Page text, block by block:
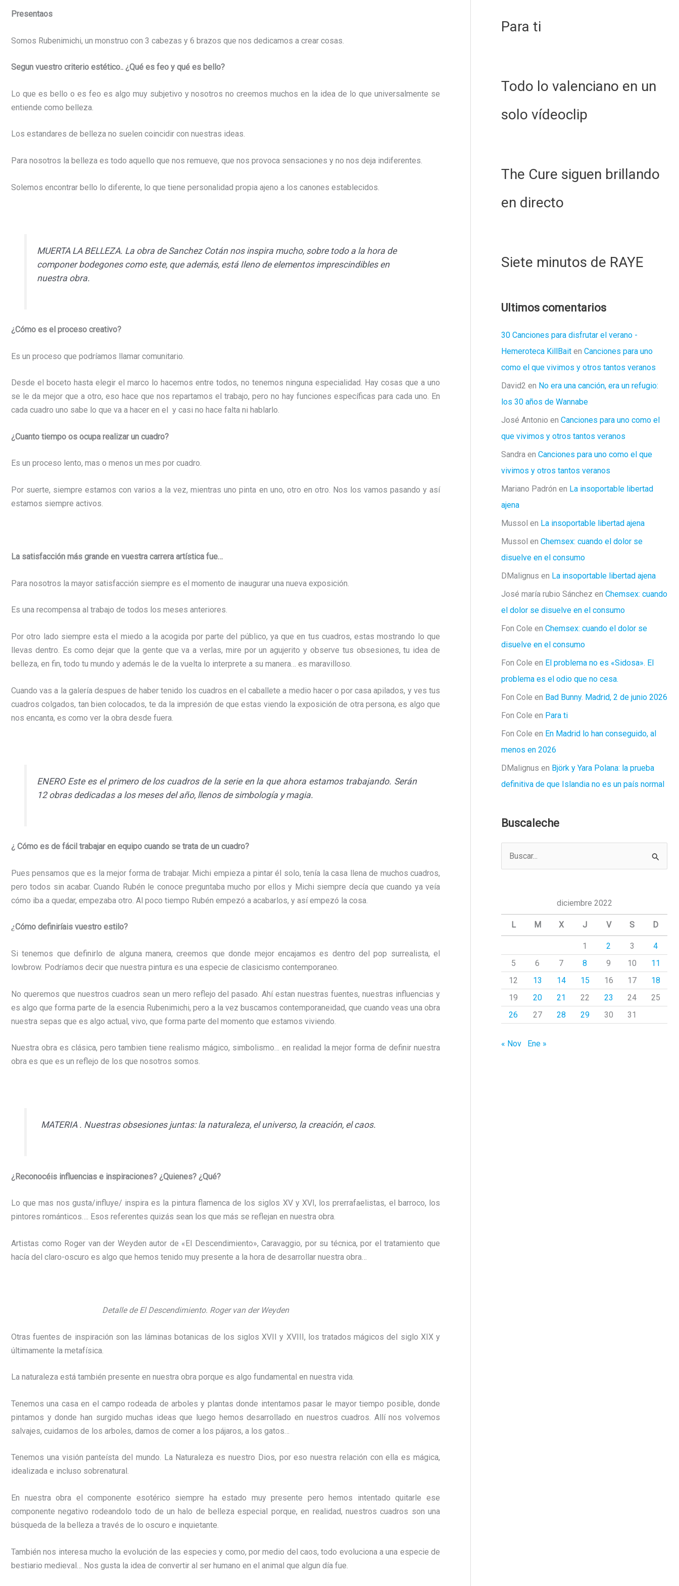
Presentaos
Somos Rubenimichi, un monstruo con 3 cabezas y 6 brazos que nos dedicamos a crear cosas.
Segun vuestro criterio estético.. ¿Qué es feo y qué es bello?
Lo que es bello o es feo es algo muy subjetivo y nosotros no creemos muchos en la idea de lo que universalmente se
entiende como belleza.
Los estandares de belleza no suelen coincidir con nuestras ideas.
Para nosotros la belleza es todo aquello que nos remueve, que nos provoca sensaciones y no nos deja indiferentes.
Solemos encontrar bello lo diferente, lo que tiene personalidad propia ajeno a los canones establecidos.
MUERTA LA BELLEZA. La obra de Sanchez Cotán nos inspira mucho, sobre todo a la hora de
componer bodegones como este, que además, está Ileno de elementos imprescindibles en
nuestra obra.
¿Cómo es el proceso creativo?
Es un proceso que podríamos llamar comunitario.
Desde el boceto hasta elegir el marco lo hacemos entre todos, no tenemos ninguna especialidad. Hay cosas que a uno
se le da mejor que a otro, eso hace que nos repartamos el trabajo, pero no hay funciones específicas para cada uno. En
cada cuadro uno sabe lo que va a hacer en el y casi no hace falta ni hablarlo.
¿Cuanto tiempo os ocupa realizarun cuadro?
Es un proceso lento, mas o menos un mes por cuadro.
Por suerte, siempre estamos con varios a la vez, mientras uno pinta en uno, otro en otro. Nos los vamos pasando y así
estamos siempre activos.
La satisfacción más grande en vuestra carrera artística fue…
Para nosotros la mayor satisfacción siempre es el momento de inaugurar una nueva exposición.
Es una recompensa al trabajo de todos los meses anteriores.
Por otro lado siempre esta el miedo a la acogida por parte del público, ya que en tus cuadros, estas mostrando lo que
llevas dentro. Es como dejar que la gente que va a verlas, mire por un agujerito y observe tus obsesiones, tu idea de
belleza, en fin, todo tu mundo y además le de la vuelta lo interprete a su manera… es maravilloso.
Cuando vas a la galería despues de haber tenido los cuadros en el caballete a medio hacer o por casa apilados, y ves tus
cuadros colgados, tan bien colocados, te da la impresión de que estas viendo la exposición de otra persona, es algo que
nos encanta, es como ver la obra desde fuera.
ENERO Este es el primero de los cuadros de la serie en la que ahora estamos trabajando. Serán
12 obras dedicadas a los meses del año, llenos de simbología y magia.
¿ Cómo es de fácil trabajaren equipo cuando se trata de un cuadro?
Pues pensamos que es la mejor forma de trabajar. Michi empieza a pintar él solo, tenía la casa llena de muchos cuadros,
pero todos sin acabar. Cuando Rubén le conoce preguntaba mucho por ellos y Michi siempre decía que cuando ya veía
cómo iba a quedar, empezaba otro. Al poco tiempo Rubén empezó a acabarlos, y así empezó la cosa.
¿Cómo definiríais vuestro estilo?
Si tenemos que definirlo de alguna manera, creemos que donde mejor encajamos es dentro del pop surrealista, el
lowbrow. Podríamos decir que nuestra pintura es una especie de clasicismo contemporaneo.
No queremos que nuestros cuadros sean un mero reflejo del pasado. Ahí estan nuestras fuentes, nuestras influencias y
es algo que forma parte de la esencia Rubenimichi, pero a la vez buscamos contemporaneidad, que cuando veas una obra
nuestra sepas que es algo actual, vivo, que forma parte del momento que estamos viviendo.
Nuestra obra es clásica, pero tambien tiene realismo mágico, simbolismo… en realidad la mejor forma de definir nuestra
obra es que es un reflejo de los que nosotros somos.
MATERIA . Nuestras obsesiones juntas: la naturaleza, el universo, la creación, el caos.
¿Reconocéis influencias e inspiraciones? ¿Quienes? ¿Qué?
Lo que mas nos gusta/influye/ inspira es la pintura flamenca de los siglos XV y XVI, los prerrafaelistas, el barroco, los
pintores románticos…. Esos referentes quizás sean los que más se reflejan en nuestra obra.
Artistas como Roger van der Weyden autor de «El Descendimiento», Caravaggio, por su técnica, por el tratamiento que
hacía del claro-oscuro es algo que hemos tenido muy presente a la hora de desarrollar nuestra obra…
Detalle de El Descendimiento. Roger van der Weyden
Otras fuentes de inspiración son las láminas botanicas de los siglos XVII y XVIII, los tratados mágicos del siglo XIX y
últimamente la metafísica.
La naturaleza está también presente en nuestra obra porque es algo fundamental en nuestra vida.
Tenemos una casa en el campo rodeada de arboles y plantas donde intentamos pasar le mayor tiempo posible, donde
pintamos y donde han surgido muchas ideas que luego hemos desarrollado en nuestros cuadros. Allí nos volvemos
salvajes, cuidamos de los arboles, damos de comer a los pájaros, a los gatos…
Tenemos una visión panteísta del mundo. La Naturaleza es nuestro Dios, por eso nuestra relación con ella es mágica,
idealizada e incluso sobrenatural.
En nuestra obra el componente esotérico siempre ha estado muy presente pero hemos intentado quitarle ese
componente negativo rodeandolo todo de un halo de belleza especial porque, en realidad, nuestros cuadros son una
búsqueda de la belleza a través de lo oscuro e inquietante.
También nos interesa mucho la evolución de las especies y como, por medio del caos, todo evoluciona a una especie de
bestiario medieval… Nos gusta la idea de convertir al ser humano en el animal que algun día fue.
Para ti
Todo lo valenciano en un
solo vídeoclip
The Cure siguen brillando
en directo
Siete minutos de RAYE
Ultimos comentarios
30 Canciones para disfrutar el verano -
Hemeroteca KillBait en Canciones para uno
como el que vivimos y otros tantos veranos
David2 en No era una canción, era un refugio:
los 30 años de Wannabe
José Antonio en Canciones para uno como el
que vivimos y otros tantos veranos
Sandra en Canciones para uno como el que
vivimos y otros tantos veranos
Mariano Padrón en La insoportable libertad
ajena
Mussol en La insoportable libertad ajena
Mussol en Chemsex: cuando el dolor se
disuelve en el consumo
DMalignus en La insoportable libertad ajena
José maría rubio Sánchez en Chemsex: cuando
el dolor se disuelve en el consumo
Fon Cole en Chemsex: cuando el dolor se
disuelve en el consumo
Fon Cole en El problema no es «Sidosa». El
problema es el odio que no cesa.
Fon Cole en Bad Bunny. Madrid, 2 de junio 2026
Fon Cole en Para ti
Fon Cole en En Madrid lo han conseguido, al
menos en 2026
DMalignus en Björk y Yara Polana: la prueba
definitiva de que Islandia no es un país normal
Buscaleche
a
diciembre 2022
L M X J V S D
1 2 3
4
5
6 7 8 9 10
11
12
13 14 15 16 17
18
19
20 21 22 23 24
25
26
27 28 29 30 31
« Nov Ene »